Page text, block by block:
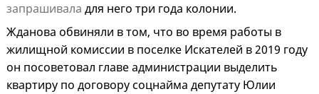
запрашивала для него три года колонии.
Жданова обвиняли в том, что во время работы в
жилищной комиссии в поселке Искателей в 2019 году
он посоветовал главе администрации выделить
квартиру по договору соцнайма депутату Юлии